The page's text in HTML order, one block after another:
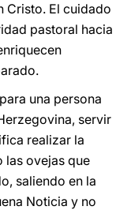
Cristo. El cuidado
pastoral hacia
una persona
servir
realizar la
las ovejas que
saliendo en la
Noticia y no